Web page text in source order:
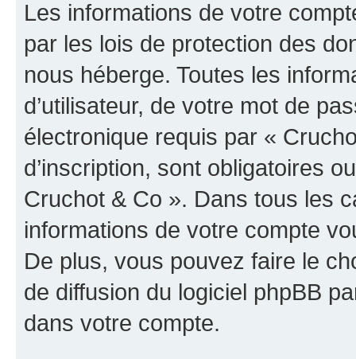
Les informations de votre
par les lois de protection des
nous héberge. Toutes les
d’utilisateur, de votre mot de
électronique requis par «
d’inscription, sont obligatoires
Cruchot & Co ». Dans tous les
informations de votre compte
De plus, vous pouvez faire le
de diffusion du logiciel phpBB
dans votre compte.